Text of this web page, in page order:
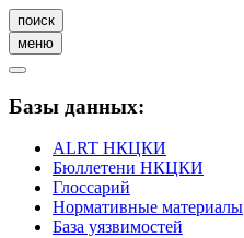
поиск
меню
Базы данных:
ALRT НКЦКИ
Бюллетени НКЦКИ
Глоссарий
Нормативные материалы
База уязвимостей